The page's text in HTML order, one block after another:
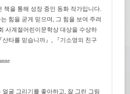
책을 통해 성장 중인 동화 작가입니다.
힘을 굳게 믿으며, 그 힘을 보여 주려
사계절어린이문학상 대상을 수상하
산타를 믿습니까』, 『기소영의 친구
굴 그리기를 좋아하고, 잘 그린 그림